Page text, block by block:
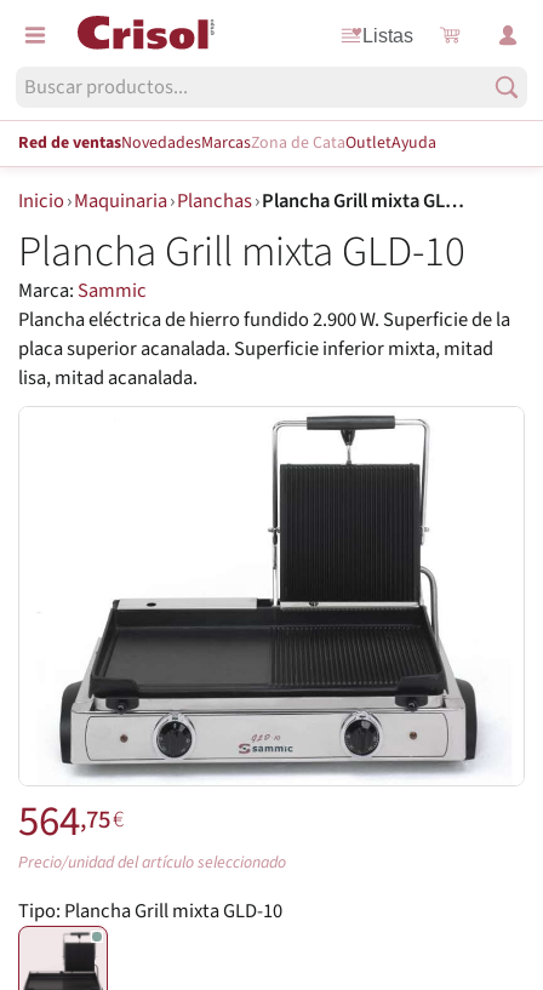
Listas
Red de ventasNovedadesMarcasZona de CataOutletAyuda
Inicio›Maquinaria›Planchas› Plancha Grill mixta GLD-10
Plancha Grill mixta GLD-10
Marca: Sammic
Plancha eléctrica de hierro fundido 2.900 W. Superficie de la
placa superior acanalada. Superficie inferior mixta, mitad
lisa, mitad acanalada.
564,75€
Precio/unidad del artículo seleccionado
Tipo: Plancha Grill mixta GLD-10